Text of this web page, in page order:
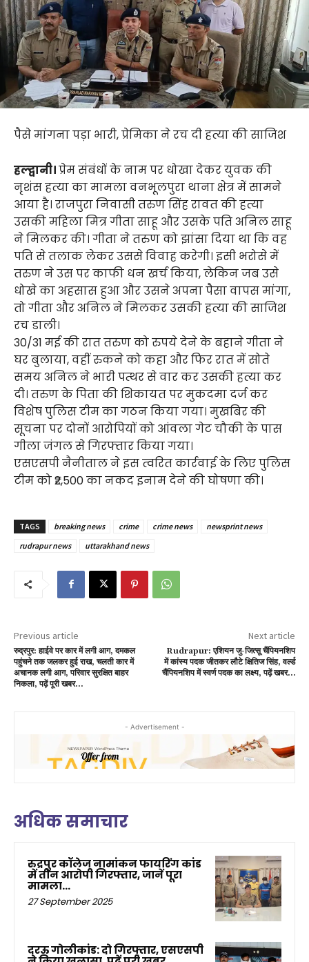
पैसे मांगना पड़ा भारी, प्रेमिका ने रच दी हत्या की साजिश
हल्द्वानी।प्रेम संबंधों के नाम पर धोखा देकर युवक की
नृशंस हत्या का मामला वनभूलपुरा थाना क्षेत्र में सामने
आया है। राजपुरा निवासी तरुण सिंह रावत की हत्या
उसकी महिला मित्र गीता साहू और उसके पति अनिल साहू
ने मिलकर की। गीता ने तरुण को झांसा दिया था कि वह
पति से तलाक लेकर उससे विवाह करेगी। इसी भरोसे में
तरुण ने उस पर काफी धन खर्च किया, लेकिन जब उसे
धोखे का अहसास हुआ और उसने अपना पैसा वापस मांगा,
तो गीता और अनिल ने मिलकर उसकी हत्या की साजिश
रच डाली।
30/31 मई की रात तरुण को रुपये देने के बहाने गीता ने
घर बुलाया, वहीं रुकने को कहा और फिर रात में सोते
समय अनिल ने भारी पत्थर से वार कर उसकी हत्या कर
दी। तरुण के पिता की शिकायत पर मुकदमा दर्ज कर
विशेष पुलिस टीम का गठन किया गया। मुखबिर की
सूचना पर दोनों आरोपियों को आंवला गेट चौकी के पास
गीला जंगल से गिरफ्तार किया गया।
एसएसपी नैनीताल ने इस त्वरित कार्रवाई के लिए पुलिस
टीम को ₹2,500 का नकद इनाम देने की घोषणा की।
TAGS breaking news crime crime news
newsprint news
rudrapur news
uttarakhand news
Previous article
रुद्रपुर: हाईवे पर कार में लगी आग, दमकल
पहुंचने तक जलकर हुई राख, चलती कार में
अचानक लगी आग, परिवार सुरक्षित बाहर
निकला, पढ़ें पूरी खबर…
Next article
Rudrapur: एशियन जु-जित्सू चैंपियनशिप
में कांस्य पदक जीतकर लौटे क्षितिज सिंह, वर्ल्ड
चैंपियनशिप में स्वर्ण पदक का लक्ष्य, पढ़ें खबर…
- Advertisement -
अधिक समाचार
रुद्रपुर कॉलेज नामांकन फायरिंग कांड
में तीन आरोपी गिरफ्तार, जानें पूरा
मामला…
27 September 2025
दरऊ गोलीकांड: दो गिरफ्तार, एसएसपी